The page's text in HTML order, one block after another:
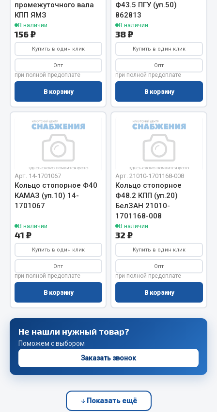
Весь раздел
Запчасти HOWO
Тормозная система
Двигатель
Подвеска
Система питания
Система выпуска газа
Система охлаждения
Сцепление
Показать ещё
Весь раздел
Запчасти SHAANXI (SHACMAN)
Система питания
Тормозная система
Колеса и шины
Система охлаждения
Показать ещё
Весь раздел
промежуточного вала
КПП ЯМЗ
В наличии
156 ₽
Купить в один клик
Опт
при полной предоплате
В корзину
Ф43.5 ПГУ (уп.50)
862813
В наличии
38 ₽
Купить в один клик
Опт
при полной предоплате
В корзину
Арт. 14-1701067
Кольцо стопорное Ф40
КАМАЗ (уп.10) 14-
1701067
В наличии
41 ₽
Купить в один клик
Опт
при полной предоплате
В корзину
Арт. 21010-1701168-008
Кольцо стопорное
Ф48.2 КПП (уп.20)
БелЗАН 21010-
1701168-008
В наличии
32 ₽
Купить в один клик
Опт
при полной предоплате
В корзину
Не нашли нужный товар?
Поможем с выбором
Заказать звонок
Показать ещё